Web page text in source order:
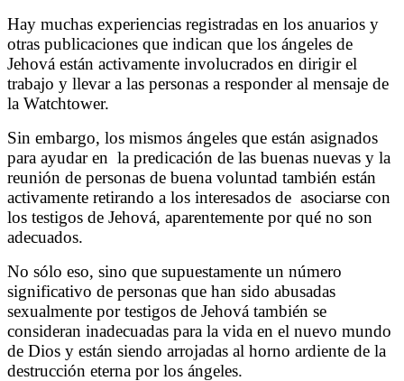
Hay muchas experiencias registradas en los anuarios y
otras publicaciones que indican que los ángeles de
Jehová están activamente involucrados en dirigir el
trabajo y llevar a las personas a responder al mensaje de
la Watchtower.
Sin embargo, los mismos ángeles que están asignados
para ayudar en la predicación de las buenas nuevas y la
reunión de personas de buena voluntad también están
activamente retirando a los interesados de asociarse con
los testigos de Jehová, aparentemente por qué no son
adecuados.
No sólo eso, sino que supuestamente un número
significativo de personas que han sido abusadas
sexualmente por testigos de Jehová también se
consideran inadecuadas para la vida en el nuevo mundo
de Dios y están siendo arrojadas al horno ardiente de la
destrucción eterna por los ángeles.